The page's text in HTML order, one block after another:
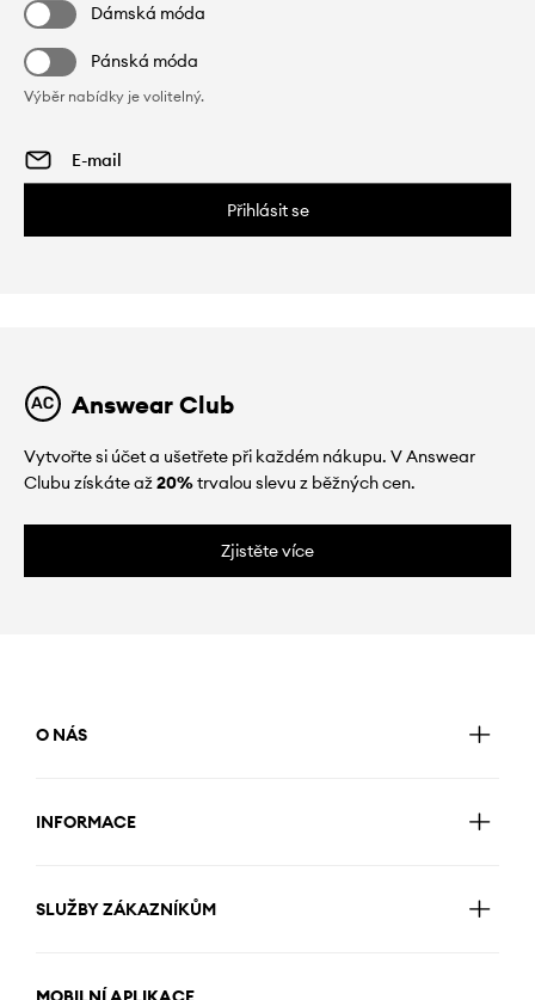
Dámská móda
Pánská móda
Výběr nabídky je volitelný.
Přihlásit se
Answear Club
Vytvořte si účet a ušetřete při každém nákupu. V Answear
Clubu získáte až20%trvalou slevu z běžných cen.
Zjistěte více
O NÁS
INFORMACE
SLUŽBY ZÁKAZNÍKŮM